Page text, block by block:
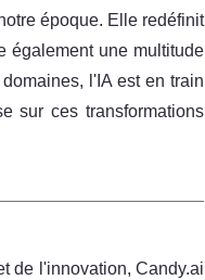
époque. Elle redéfinit
également une multitude
l'IA est en train
sur ces transformations
de l'innovation, Candy.ai